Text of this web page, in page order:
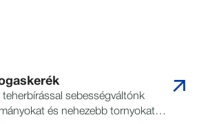
sebességváltónk
és nehezebb tornyokat